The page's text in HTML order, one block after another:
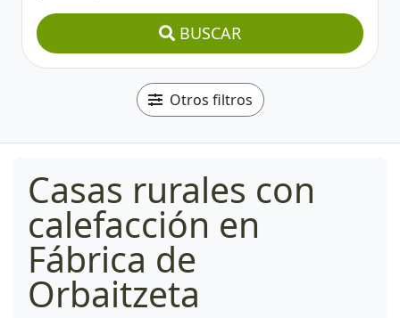
BUSCAR
Otros filtros
Casas rurales con
calefacción en
Fábrica de
Orbaitzeta